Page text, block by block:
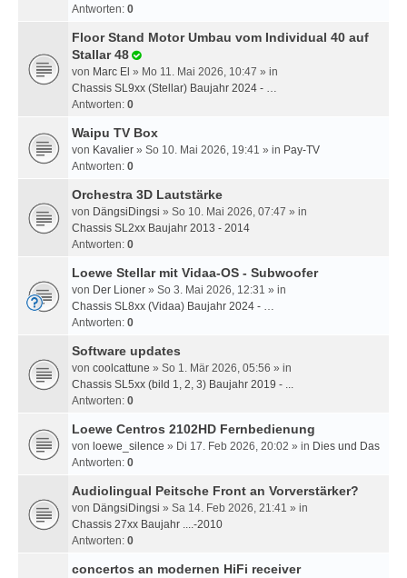
Antworten: 0
Floor Stand Motor Umbau vom Individual 40 auf
Stallar 48
von Marc El » Mo 11. Mai 2026, 10:47 » in
Chassis SL9xx (Stellar) Baujahr 2024 - …
Antworten: 0
Waipu TV Box
von Kavalier » So 10. Mai 2026, 19:41 » in Pay-TV
Antworten: 0
Orchestra 3D Lautstärke
von DängsiDingsi » So 10. Mai 2026, 07:47 » in
Chassis SL2xx Baujahr 2013 - 2014
Antworten: 0
Loewe Stellar mit Vidaa-OS - Subwoofer
von Der Lioner » So 3. Mai 2026, 12:31 » in
Chassis SL8xx (Vidaa) Baujahr 2024 - …
Antworten: 0
Software updates
von coolcattune » So 1. Mär 2026, 05:56 » in
Chassis SL5xx (bild 1, 2, 3) Baujahr 2019 - ...
Antworten: 0
Loewe Centros 2102HD Fernbedienung
von loewe_silence » Di 17. Feb 2026, 20:02 » in Dies und Das
Antworten: 0
Audiolingual Peitsche Front an Vorverstärker?
von DängsiDingsi » Sa 14. Feb 2026, 21:41 » in
Chassis 27xx Baujahr ....-2010
Antworten: 0
concertos an modernen HiFi receiver